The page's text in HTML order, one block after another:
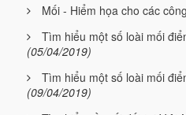
Mối - Hiểm họa cho các
Tìm hiểu một số loài mối
(05/04/2019)
Tìm hiểu một số loài mối
(09/04/2019)